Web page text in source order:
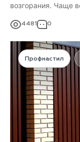
возгорания. Чаще
говорить именно о
4481 0
Профнастил